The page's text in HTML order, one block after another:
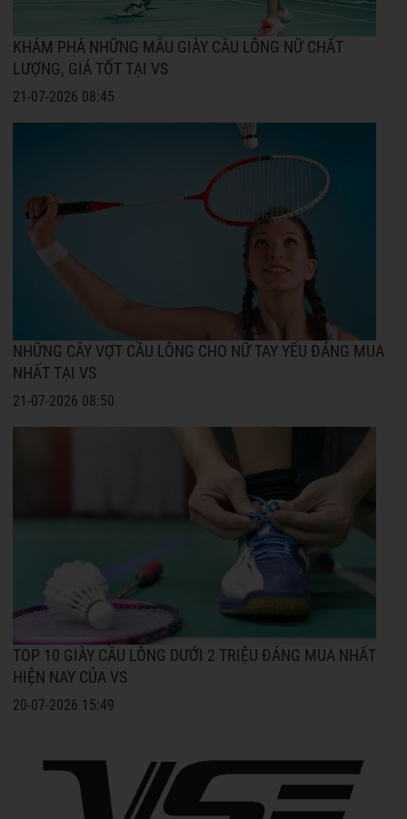
KHÁM PHÁ NHỮNG MẪU GIÀY CẦU LÔNG NỮ CHẤT
LƯỢNG, GIÁ TỐT TẠI VS
21-07-2026 08:45
NHỮNG CÂY VỢT CẦU LÔNG CHO NỮ TAY YẾU ĐÁNG MUA
NHẤT TẠI VS
21-07-2026 08:50
TOP 10 GIÀY CẦU LÔNG DƯỚI 2 TRIỆU ĐÁNG MUA NHẤT
HIỆN NAY CỦA VS
20-07-2026 15:49